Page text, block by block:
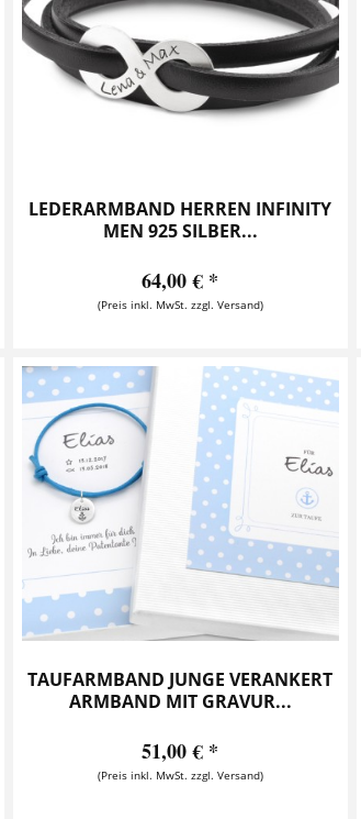
LEDERARMBAND HERREN INFINITY
MEN 925 SILBER...
64,00 € *
(Preis inkl. MwSt. zzgl. Versand)
TAUFARMBAND JUNGE VERANKERT
ARMBAND MIT GRAVUR...
51,00 € *
(Preis inkl. MwSt. zzgl. Versand)